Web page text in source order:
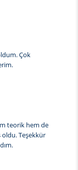
Çok
teorik hem de
oldu. Teşekkür